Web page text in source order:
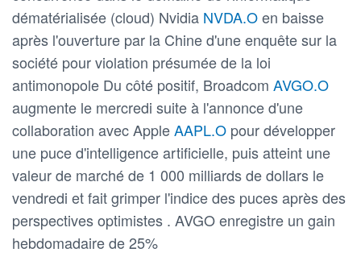
dématérialisée (cloud) Nvidia NVDA.Oen baisse
après l'ouverture par la Chine d'une enquête sur la
société pour violation présumée de la loi
antimonopole Du côté positif, Broadcom AVGO.O
augmente le mercredi suite à l'annonce d'une
collaboration avec AppleAAPL.O pour développer
une puce d'intelligence artificielle, puis atteint une
valeur de marché de 1 000 milliards de dollars le
vendredi et fait grimper l'indice des puces après des
perspectives optimistes . AVGO enregistre un gain
hebdomadaire de 25%